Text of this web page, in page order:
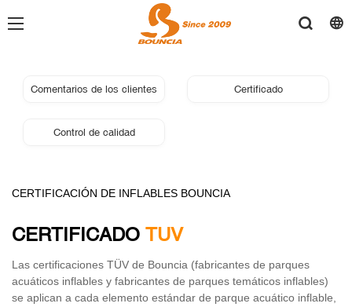
Comentarios de los clientes Certificado
Control de calidad
CERTIFICACIÓN DE INFLABLES BOUNCIA
CERTIFICADO TUV
Las certificaciones TÜV de Bouncia (fabricantes de parques
acuáticos inflables y fabricantes de parques temáticos inflables)
se aplican a cada elemento estándar de parque acuático inflable,